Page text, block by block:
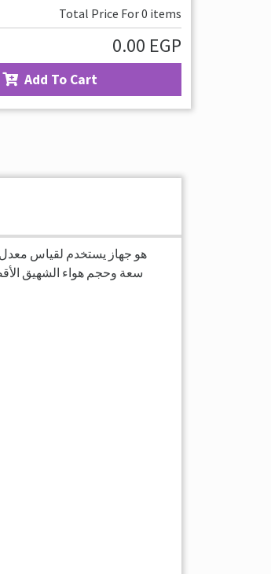
Total Price For0 items
0.00 EGP
Add To Cart
سعة وحجم هواء الشهيق